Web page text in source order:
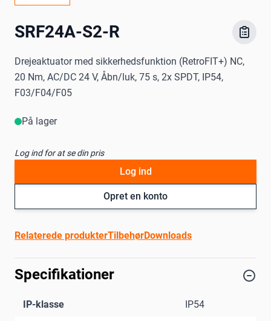
SRF24A-S2-R
Drejeaktuator med sikkerhedsfunktion (RetroFIT+) NC,
20 Nm, AC/DC 24 V, Åbn/luk, 75 s, 2x SPDT, IP54,
F03/F04/F05
På lager
Log ind for at se din pris
Opret en konto
Log ind
Relaterede produkterTilbehørDownloads
Specifikationer
IP-klasse IP54